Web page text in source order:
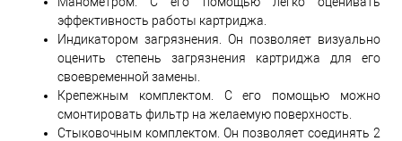
эффективность работы картриджа.
Индикатором загрязнения. Он позволяет визуально
оценить степень загрязнения картриджа для его
своевременной замены.
Крепежным комплектом. С его помощью можно
смонтировать фильтр на желаемую поверхность.
Стыковочным комплектом. Он позволяет соединять 2